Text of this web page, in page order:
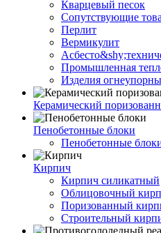
Кварцевый песок
Сопутствующие
Перлит
Вермикулит
Промышленная
Изделия
Керамический
Пенобетонные блоки
Пенобетонные
Кирпич
Кирпич силикатный
Облицовочный
Поризованный
Строительный